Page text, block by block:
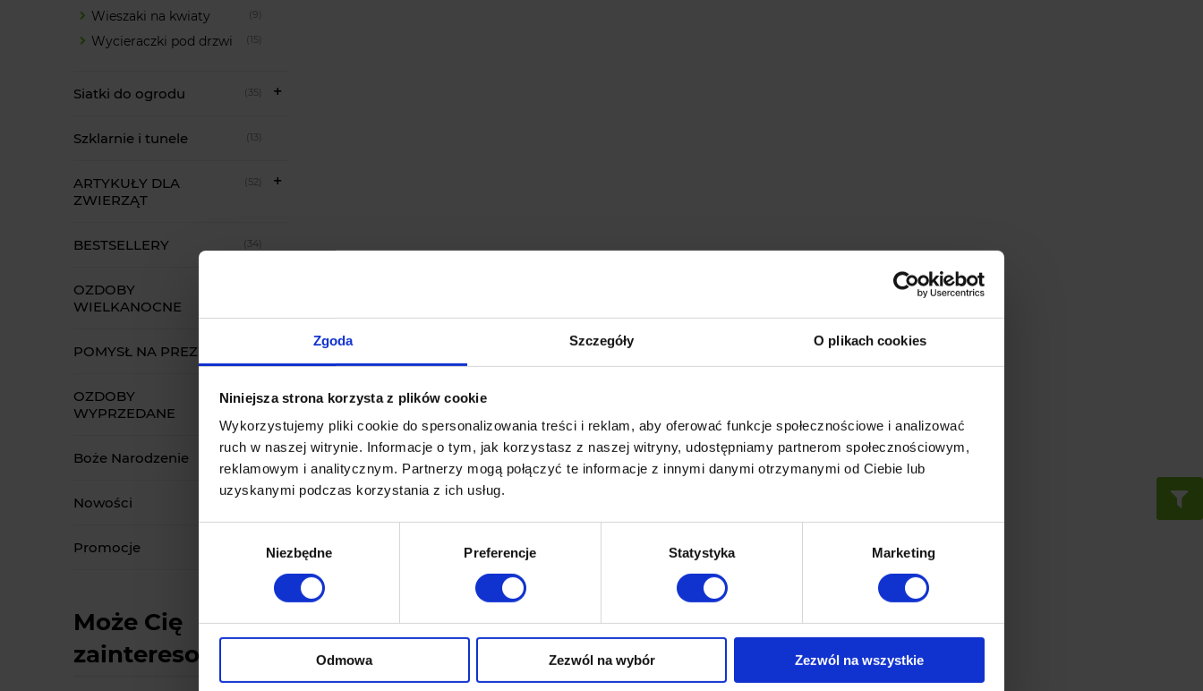
Zgoda Szczegóły O plikach cookies
Niniejsza strona korzysta z plików cookie
Wykorzystujemy pliki cookie do spersonalizowania treści i reklam, aby oferować funkcje społecznościowe i analizować
ruch w naszej witrynie. Informacje o tym, jak korzystasz z naszej witryny, udostępniamy partnerom społecznościowym,
reklamowym i analitycznym. Partnerzy mogą połączyć te informacje z innymi danymi otrzymanymi od Ciebie lub
uzyskanymi podczas korzystania z ich usług.
Niezbędne Preferencje Statystyka Marketing
Odmowa Zezwól na wybór Zezwól na wszystkie
Wieszaki na kwiaty (9)
Wycieraczki pod drzwi (15)
Siatki do ogrodu (35)
Szklarnie i tunele (13)
ARTYKUŁY DLA
ZWIERZĄT
(52)
BESTSELLERY (34)
OZDOBY
WIELKANOCNE
POMYSŁ NA PREZENT
OZDOBY
WYPRZEDANE
(1174)
Boże Narodzenie
Nowości
Promocje
Może Cię
zainteresować: